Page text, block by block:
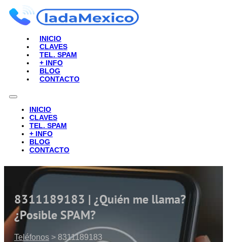
INICIO
CLAVES
TEL. SPAM
+ INFO
BLOG
CONTACTO
INICIO
CLAVES
TEL. SPAM
+ INFO
BLOG
CONTACTO
8311189183 | ¿Quién me llama?
¿Posible SPAM?
Teléfonos > 8311189183